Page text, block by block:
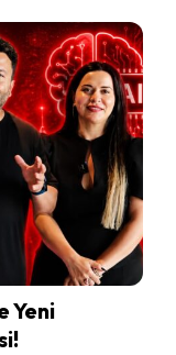
Yeni